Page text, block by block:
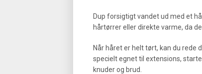
Dup forsigtigt vandet ud med et
hårtørrer eller direkte varme, da
Når håret er helt tørt, kan du rede
specielt egnet til extensions,
knuder og brud.